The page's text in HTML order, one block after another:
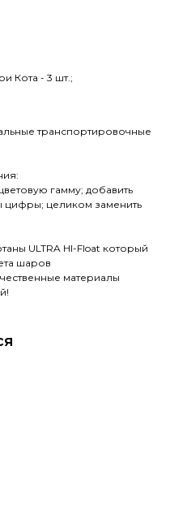
Кота - 3 шт.;
транспортировочные
гамму; добавить
цифры; целиком заменить
ULTRA HI-Float который
шаров
материалы